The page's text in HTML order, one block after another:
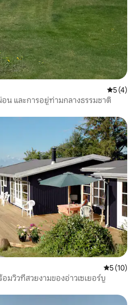
คะแนนเฉ
5 (4)
อน และการอยู่ท่ามกลางธรรมชาติ
คะแนนเฉลี่
5 (10)
วิวที่สวยงามของอ่าวเซเยอร์บู